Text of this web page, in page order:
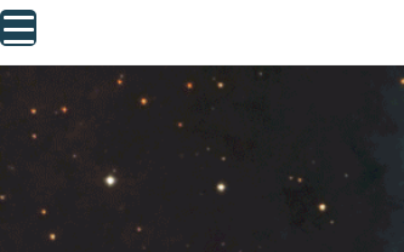
Skip
to
content